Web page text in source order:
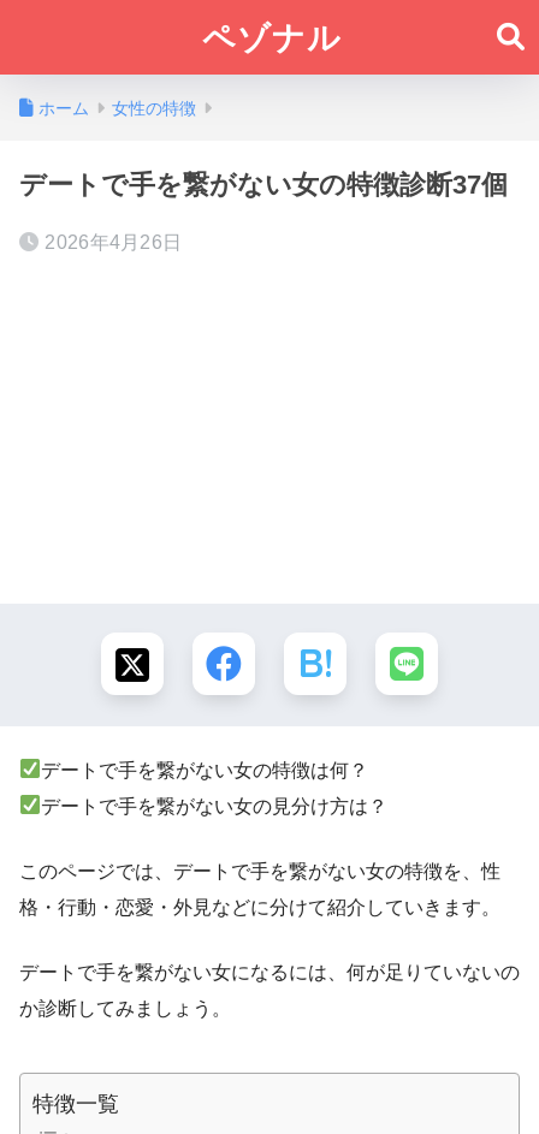
ペゾナル
ホーム 女性の特徴
デートで手を繋がない女の特徴診断37個
2026年4月26日
デートで手を繋がない女の特徴は何？
デートで手を繋がない女の見分け方は？
このページでは、デートで手を繋がない女の特徴を、性
格・行動・恋愛・外見などに分けて紹介していきます。
デートで手を繋がない女になるには、何が足りていないの
か診断してみましょう。
特徴一覧